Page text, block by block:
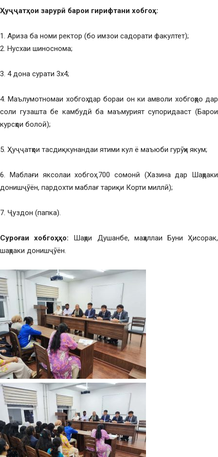
Ҳуҷҷатҳои зарурӣ барои гирифтани хобгоҳ:
1. Ариза ба номи ректор (бо имзои садорати факултет);
2. Нусхаи шиноснома;
3. 4 дона сурати 3х4;
4. Маълумотномаи хобгоҳ дар бораи он ки амволи хобгоҳро дар
соли гузашта бе камбудӣ ба маъмурият супоридааст (Барои
курсҳои болоӣ);
5. Ҳуҷҷатҳои тасдиқкунандаи ятими кул ё маъюби гурӯҳи якум;
6. Маблағи яксолаи хобгоҳ 700 сомонӣ (Хазина дар Шаҳраки
донишҷӯён, пардохти маблағ тариқи Корти миллӣ);
7. Ҷуздон (папка).
Суроғаи хобгоҳҳо: Шаҳри Душанбе, маҳаллаи Буни Ҳисорак,
шаҳраки донишҷӯён.